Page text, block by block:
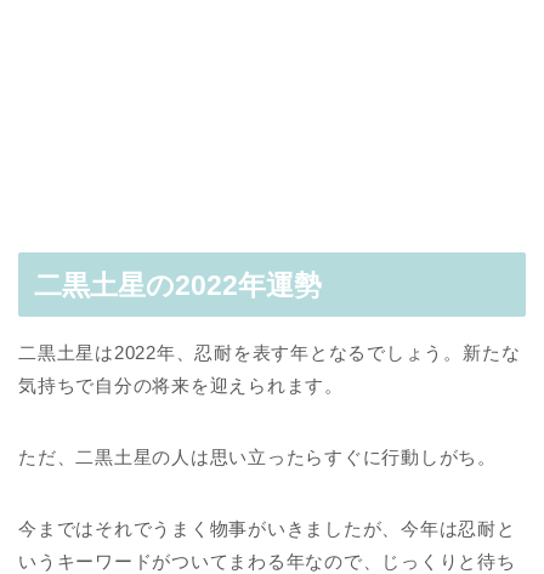
二黒土星の2022年運勢
二黒土星は2022年、忍耐を表す年となるでしょう。新たな
気持ちで自分の将来を迎えられます。
ただ、二黒土星の人は思い立ったらすぐに行動しがち。
今まではそれでうまく物事がいきましたが、今年は忍耐と
いうキーワードがついてまわる年なので、じっくりと待ち